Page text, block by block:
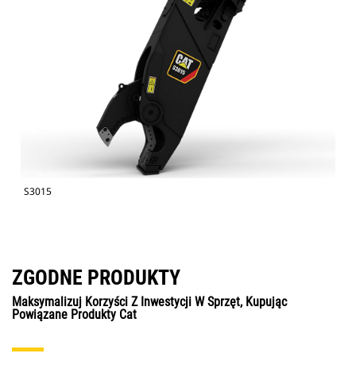
S3015
ZGODNE PRODUKTY
Maksymalizuj Korzyści Z Inwestycji W Sprzęt, Kupując
Powiązane Produkty Cat